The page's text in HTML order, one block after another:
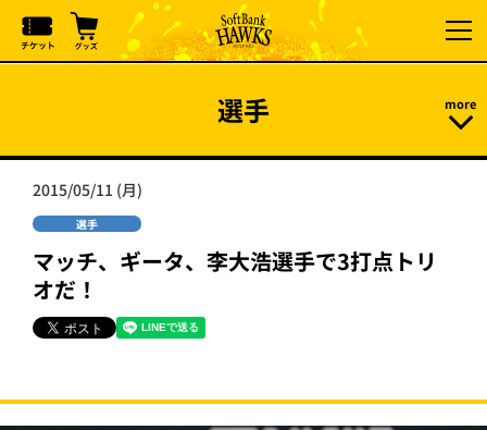
選手
2015/05/11 (月)
選手
マッチ、ギータ、李大浩選手で3打点トリ
オだ！